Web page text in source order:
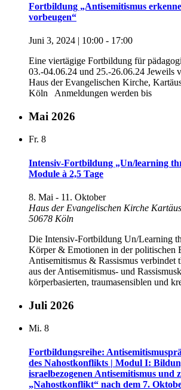
Fortbildung „Antisemitismus
vorbeugen“
Juni 3, 2024 | 10:00 - 17:00
Eine viertägige Fortbildung für
03.-04.06.24 und 25.-26.06.24 Jeweils
Haus der Evangelischen Kirche,
Köln Anmeldungen werden bis
Mai 2026
Fr. 8
Intensiv-Fortbildung „Un/learning
Module à 2,5 Tage
8. Mai - 11. Oktober
Haus der Evangelischen Kirche
50678 Köln
Die Intensiv-Fortbildung Un/Learning
Körper & Emotionen in der politischen
Antisemitismus & Rassismus verbindet
aus der Antisemitismus- und
körperbasierten, traumasensiblen und
Juli 2026
Mi. 8
Fortbildungsreihe:
des Nahostkonflikts | Modul I:
israelbezogenen Antisemitismus und
„Nahostkonflikt“ nach dem 7.